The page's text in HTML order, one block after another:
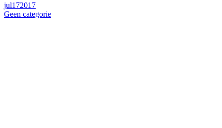
jul172017
Geen categorie